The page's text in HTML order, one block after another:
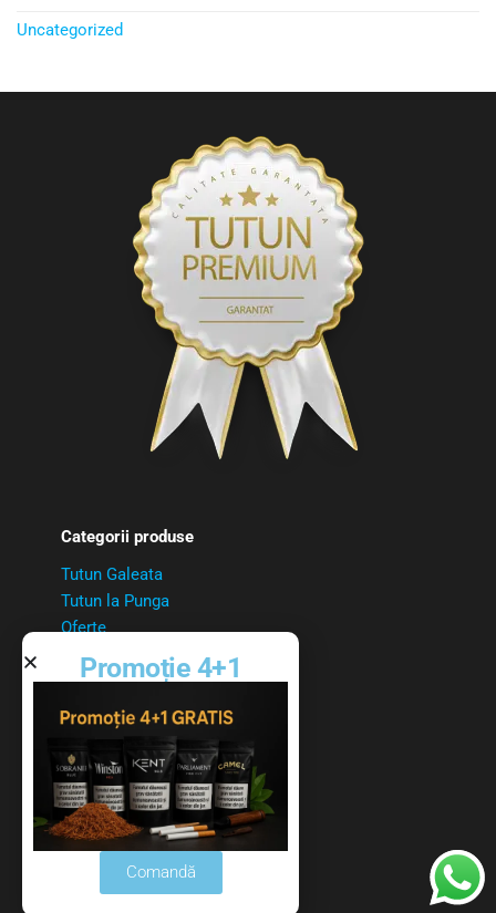
Uncategorized
Categorii produse
Tutun Galeata
Tutun la Punga
Oferte
Aparate Tigari
Tuburi Tigari
Linkuri utile
Politica de confidentialitate
Politica cookies
Livrare si Plati
Politica de retur
Promoție 4+1
Comandă